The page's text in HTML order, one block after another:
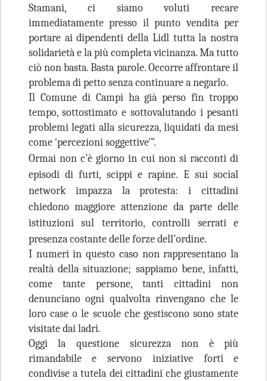
Stamani, ci siamo voluti recare
immediatamente presso il punto vendita per
portare ai dipendenti della Lidl tutta la nostra
solidarietà e la più completa vicinanza. Ma tutto
ciò non basta. Basta parole. Occorre affrontare il
problema di petto senza continuare a negarlo.
Il Comune di Campi ha già perso fin troppo
tempo, sottostimato e sottovalutando i pesanti
problemi legati alla sicurezza, liquidati da mesi
come ‘percezioni soggettive'”.
Ormai non c’è giorno in cui non si racconti di
episodi di furti, scippi e rapine. E sui social
network impazza la protesta: i cittadini
chiedono maggiore attenzione da parte delle
istituzioni sul territorio, controlli serrati e
presenza costante delle forze dell’ordine.
I numeri in questo caso non rappresentano la
realtà della situazione; sappiamo bene, infatti,
come tante persone, tanti cittadini non
denunciano ogni qualvolta rinvengano che le
loro case o le scuole che gestiscono sono state
visitate dai ladri.
Oggi la questione sicurezza non è più
rimandabile e servono iniziative forti e
condivise a tutela dei cittadini che giustamente